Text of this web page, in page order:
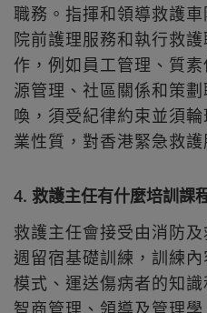
職務。指揮和領導救護
院前護理服務和執行救
作，例如員工管理、質
源管理、社區關係和策
喚，須受紀律約束並須
業性質，對香港緊急救
4. 救護主任有什麼培訓課
救護主任會接受由消防
週留宿基礎訓練，訓練
模式、運送傷病者的知